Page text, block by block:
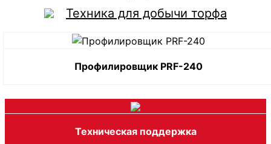
Техника для добычи торфа
Профилировщик PRF-240
Техническая поддержка